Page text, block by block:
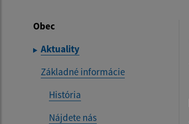
Obec
Aktuality
Základné informácie
História
Nájdete nás